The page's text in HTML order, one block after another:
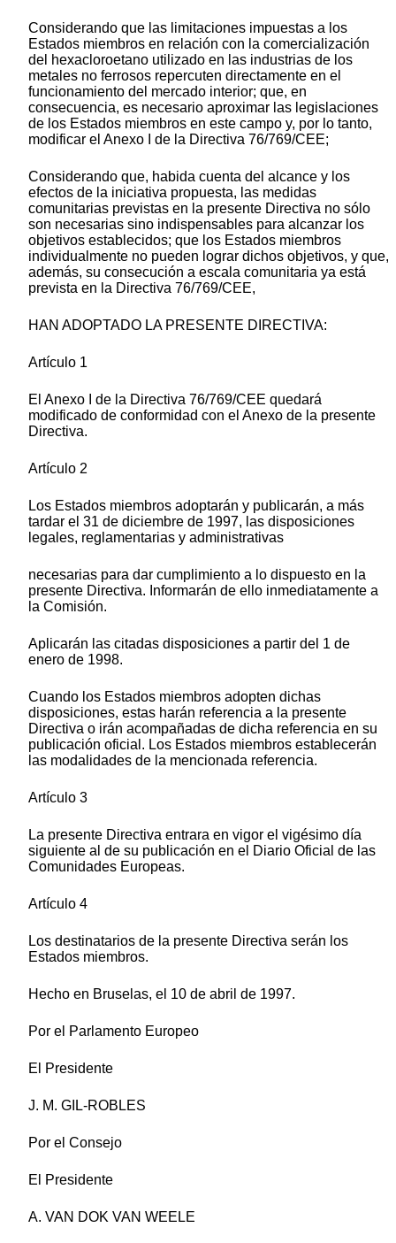
Considerando que las limitaciones impuestas a los
Estados miembros en relación con la comercialización
del hexacloroetano utilizado en las industrias de los
metales no ferrosos repercuten directamente en el
funcionamiento del mercado interior; que, en
consecuencia, es necesario aproximar las legislaciones
de los Estados miembros en este campo y, por lo tanto,
modificar el Anexo I de la Directiva 76/769/CEE;
Considerando que, habida cuenta del alcance y los
efectos de la iniciativa propuesta, las medidas
comunitarias previstas en la presente Directiva no sólo
son necesarias sino indispensables para alcanzar los
objetivos establecidos; que los Estados miembros
individualmente no pueden lograr dichos objetivos, y que,
además, su consecución a escala comunitaria ya está
prevista en la Directiva 76/769/CEE,
HAN ADOPTADO LA PRESENTE DIRECTIVA:
Artículo 1
El Anexo I de la Directiva 76/769/CEE quedará
modificado de conformidad con el Anexo de la presente
Directiva.
Artículo 2
Los Estados miembros adoptarán y publicarán, a más
tardar el 31 de diciembre de 1997, las disposiciones
legales, reglamentarias y administrativas
necesarias para dar cumplimiento a lo dispuesto en la
presente Directiva. Informarán de ello inmediatamente a
la Comisión.
Aplicarán las citadas disposiciones a partir del 1 de
enero de 1998.
Cuando los Estados miembros adopten dichas
disposiciones, estas harán referencia a la presente
Directiva o irán acompañadas de dicha referencia en su
publicación oficial. Los Estados miembros establecerán
las modalidades de la mencionada referencia.
Artículo 3
La presente Directiva entrara en vigor el vigésimo día
siguiente al de su publicación en el Diario Oficial de las
Comunidades Europeas.
Artículo 4
Los destinatarios de la presente Directiva serán los
Estados miembros.
Hecho en Bruselas, el 10 de abril de 1997.
Por el Parlamento Europeo
El Presidente
J. M. GIL-ROBLES
Por el Consejo
El Presidente
A. VAN DOK VAN WEELE